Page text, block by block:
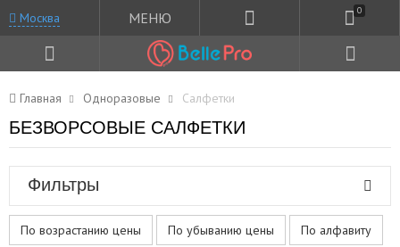
Москва МЕНЮ 0
Главная Одноразовые Салфетки
БЕЗВОРСОВЫЕ САЛФЕТКИ
Фильтры
По возрастанию цены По убыванию цены По алфавиту